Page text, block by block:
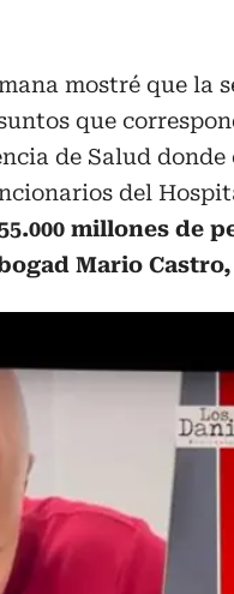
mostré que la
que
de Salud
del
millones de
Mario